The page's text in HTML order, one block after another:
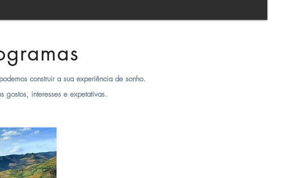
construir a sua experiência de sonho.
gostos, interesses e expetativas.